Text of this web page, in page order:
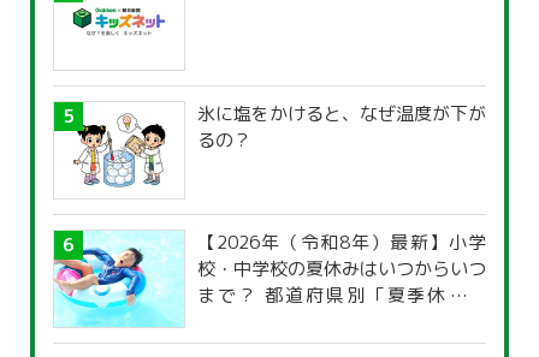
氷に塩をかけると、なぜ温度が下が
るの？
【2026年（令和8年）最新】小学
校・中学校の夏休みはいつからいつ
まで？ 都道府県別「夏季休暇一